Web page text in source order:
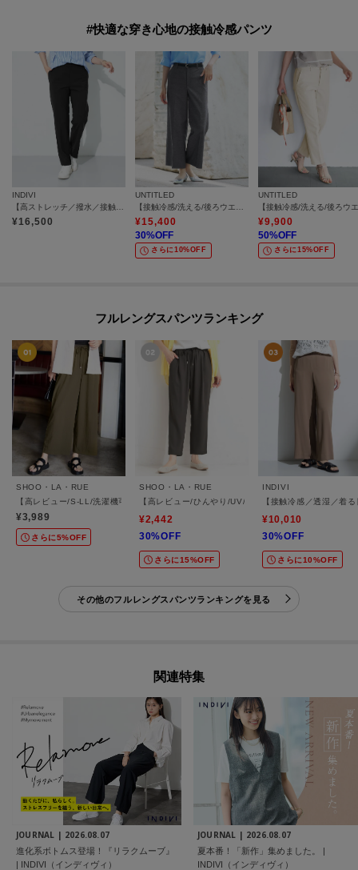
#快適な穿き心地の接触冷感パンツ
INDIVI
【高ストレッチ／撥水／接触冷感】リラックス スリムストレートパンツ
¥16,500
UNTITLED
【接触冷感/洗える/後ろウエストゴム】オックスワイドパンツ
¥15,400
30%OFF
さらに10%OFF
UNTITLED
¥9,900
50%OFF
さらに15%OFF
フルレングスパンツランキング
SHOO・LA・RUE
【高レビュー/S-LL/洗濯機可/セットアップ可】着丈選べる 軽凛(かろりん) ひんやりフ
¥3,989
さらに5%OFF
SHOO・LA・RUE
【高レビュー/ひんやり/UV/SS-3L/セットアップ可】さ
¥2,442
30%OFF
さらに15%OFF
INDIVI
【接触冷感／透湿／着
¥10,010
30%OFF
さらに10%OFF
その他のフルレングスパンツランキングを見る
関連特集
JOURNAL | 2026.08.07
進化系ボトムス登場！『リラクムーブ』
| INDIVI（インディヴィ）
JOURNAL | 2026.08.07
夏本番！「新作」集めました。 |
INDIVI（インディヴィ）